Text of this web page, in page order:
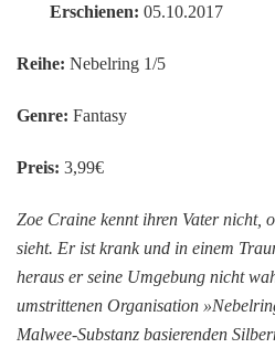
Erschienen: 05.10.2017
Reihe: Nebelring 1/5
Genre: Fantasy
Preis: 3,99€
Zoe Craine kennt ihren Vater nicht,
sieht. Er ist krank und in einem
heraus er seine Umgebung nicht
umstrittenen Organisation
Malwee-Substanz basierenden